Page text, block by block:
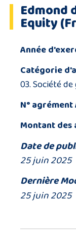
Edmond
Equity
Année
Catégorie
03. Société
N° agrément
Montant des
Date de
25 juin 2025
Dernière
25 juin 2025